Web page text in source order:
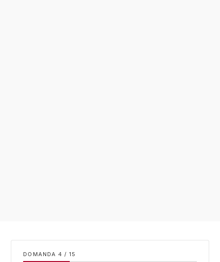
DOMANDA / 15